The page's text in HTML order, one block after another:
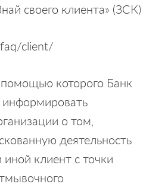
своего клиента» (ЗСК)
client/
помощью которого Банк
информировать
о том,
деятельность
иной клиент с точки